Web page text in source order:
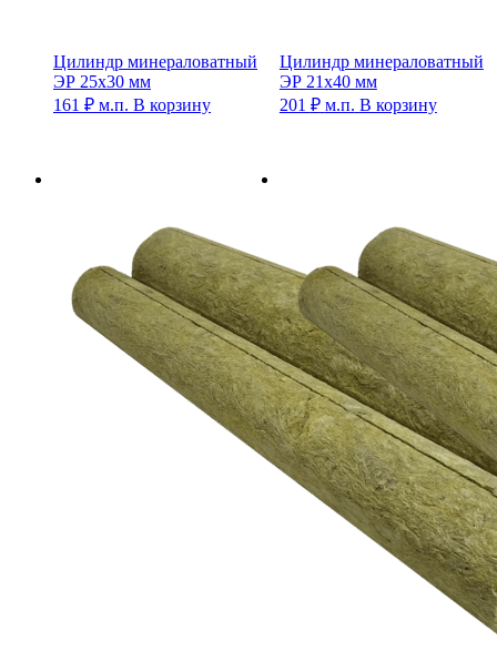
Цилиндр минераловатный
ЭР 25х30 мм
161 ₽ м.п. В корзину
Цилиндр минераловатный
ЭР 21х40 мм
201 ₽ м.п. В корзину